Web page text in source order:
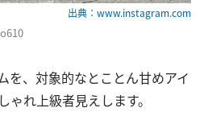
出典：www.instagram.com
を、対象的なとことん甘めアイ
れ上級者見えします。